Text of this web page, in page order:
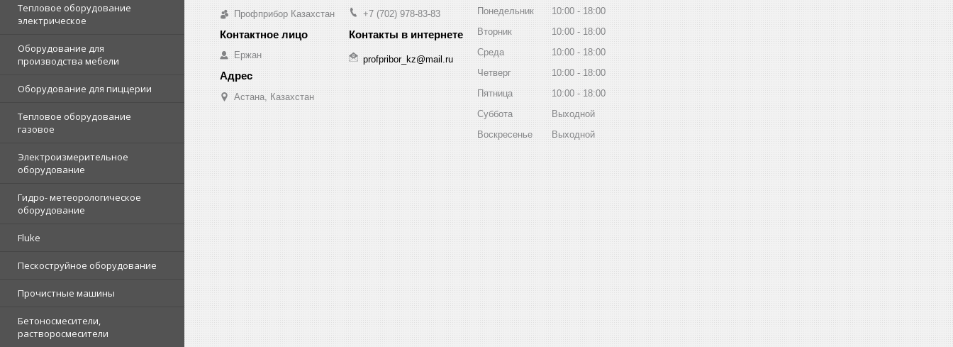
Тепловое оборудование
электрическое
Оборудование для
производства мебели
Оборудование для пиццерии
Тепловое оборудование
газовое
Электроизмерительное
оборудование
Гидро- метеорологическое
оборудование
Fluke
Пескоструйное оборудование
Прочистные машины
Бетоносмесители,
растворосмесители
Профприбор Казахстан
Ержан
Астана, Казахстан
+7 (702) 978-83-83
profpribor_kz@mail.ru
Понедельник 10:00
18:00
Вторник
10:00
18:00
Среда
10:00
18:00
Четверг
10:00
18:00
Пятница
10:00
18:00
Суббота
Выходной
Воскресенье
Выходной